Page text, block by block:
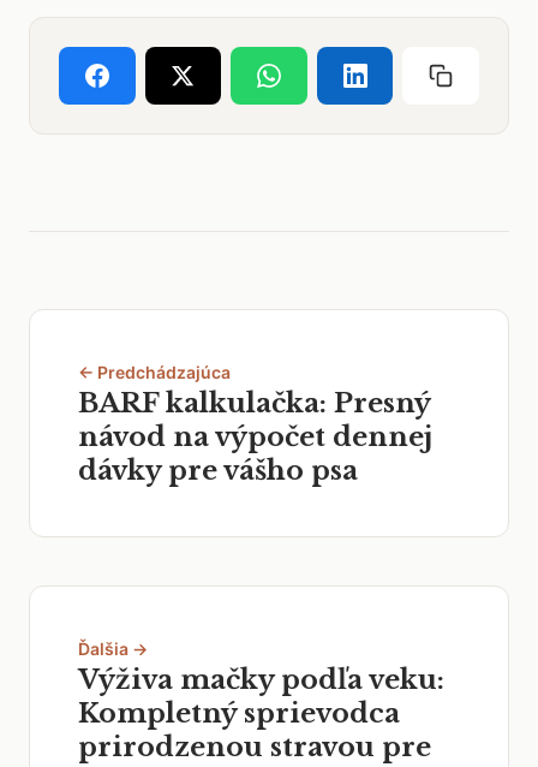
← Predchádzajúca
BARF kalkulačka: Presný
návod na výpočet dennej
dávky pre vášho psa
Ďalšia →
Výživa mačky podľa veku:
Kompletný sprievodca
prirodzenou stravou pre